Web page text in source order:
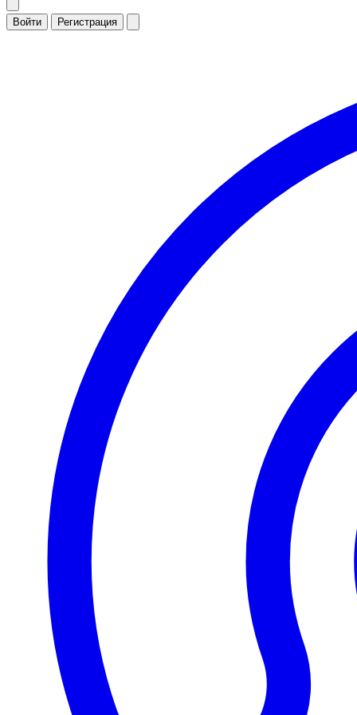
Войти Регистрация